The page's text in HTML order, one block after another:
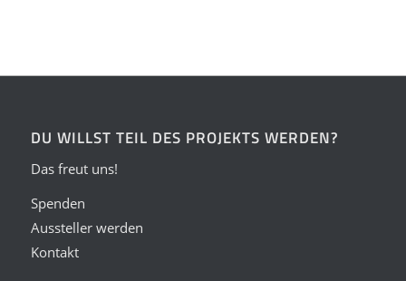
DU WILLST TEIL DES PROJEKTS WERDEN?
Das freut uns!
Spenden
Aussteller werden
Kontakt